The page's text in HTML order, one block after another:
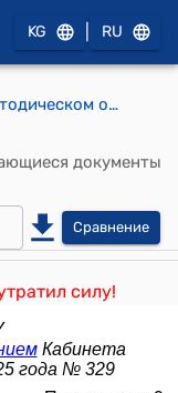
KG RU
"Положение об учебно-методическом объединении высшего профессионального образования Кыргызской Республики" (Утверждено постановлением Правительства Кыргызской Республики от 29 мая 2012 года № 346)
документы
Сравнение
силу!